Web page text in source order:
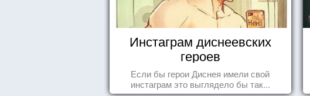
Инстаграм диснеевских
героев
Если бы герои Диснея имели свой
инстаграм это выглядело бы так...